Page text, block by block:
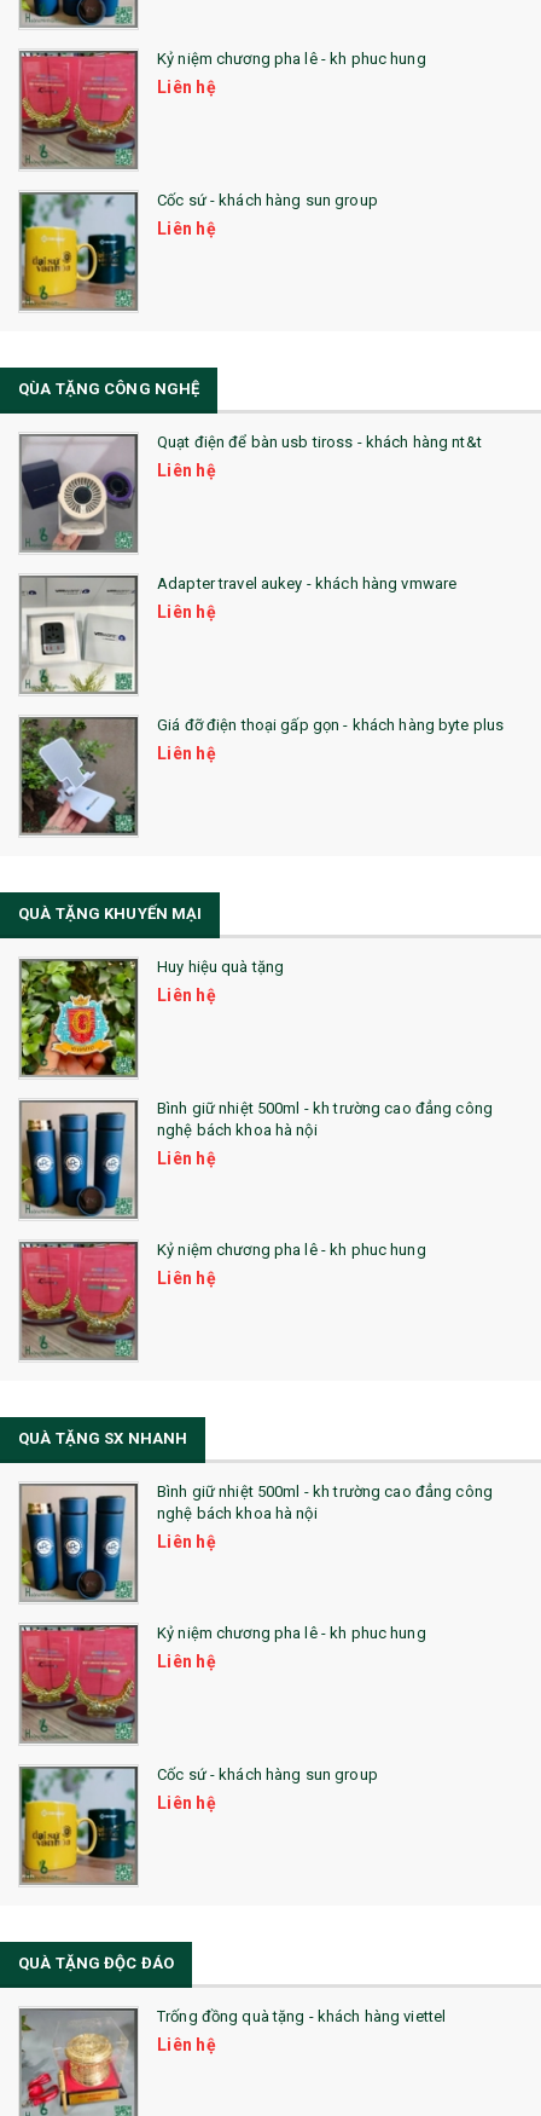
25. QUÀ TẶNG GLASSLOCK
26. QUÀ TẶNG LUMINARC
28. BỘ ĐỒ ĂN CAO CẤP
29. MÓC KHOÁ
31. TÚI VẢI KHÔNG DỆT
32. TÚI VẢI BỐ
33. MŨ LƯỠI TRAI
36. QUẠT NHỰA QUẢNG CÁO
QUÀ TẶNG KHUYẾN MẠI
QUÀ TẶNG SX NHANH
QUÀ TẶNG HỘI THẢO
QUÀ TẶNG CÔNG NGHỆ
SẢN PHẨM ĐÃ THỰC HIỆN
QUÀ TẶNG SỨC KHỎE
SẢN PHẨM MỚI 2021
Sổ Sạc Đa Năng
La Fonte
Kỷ niệm chương pha lê - kh phuc hung
Liên hệ
Cốc sứ - khách hàng sun group
Liên hệ
QÙA TẶNG CÔNG NGHỆ
Quạt điện để bàn usb tiross - khách hàng nt&t
Liên hệ
Adapter travel aukey - khách hàng vmware
Liên hệ
Giá đỡ điện thoại gấp gọn - khách hàng byte plus
Liên hệ
QUÀ TẶNG KHUYẾN MẠI
Huy hiệu quà tặng
Liên hệ
Bình giữ nhiệt 500ml - kh trường cao đẳng công
nghệ bách khoa hà nội
Liên hệ
Kỷ niệm chương pha lê - kh phuc hung
Liên hệ
QUÀ TẶNG SX NHANH
Bình giữ nhiệt 500ml - kh trường cao đẳng công
nghệ bách khoa hà nội
Liên hệ
Kỷ niệm chương pha lê - kh phuc hung
Liên hệ
Cốc sứ - khách hàng sun group
Liên hệ
QUÀ TẶNG ĐỘC ĐÁO
Trống đồng quà tặng - khách hàng viettel
Liên hệ